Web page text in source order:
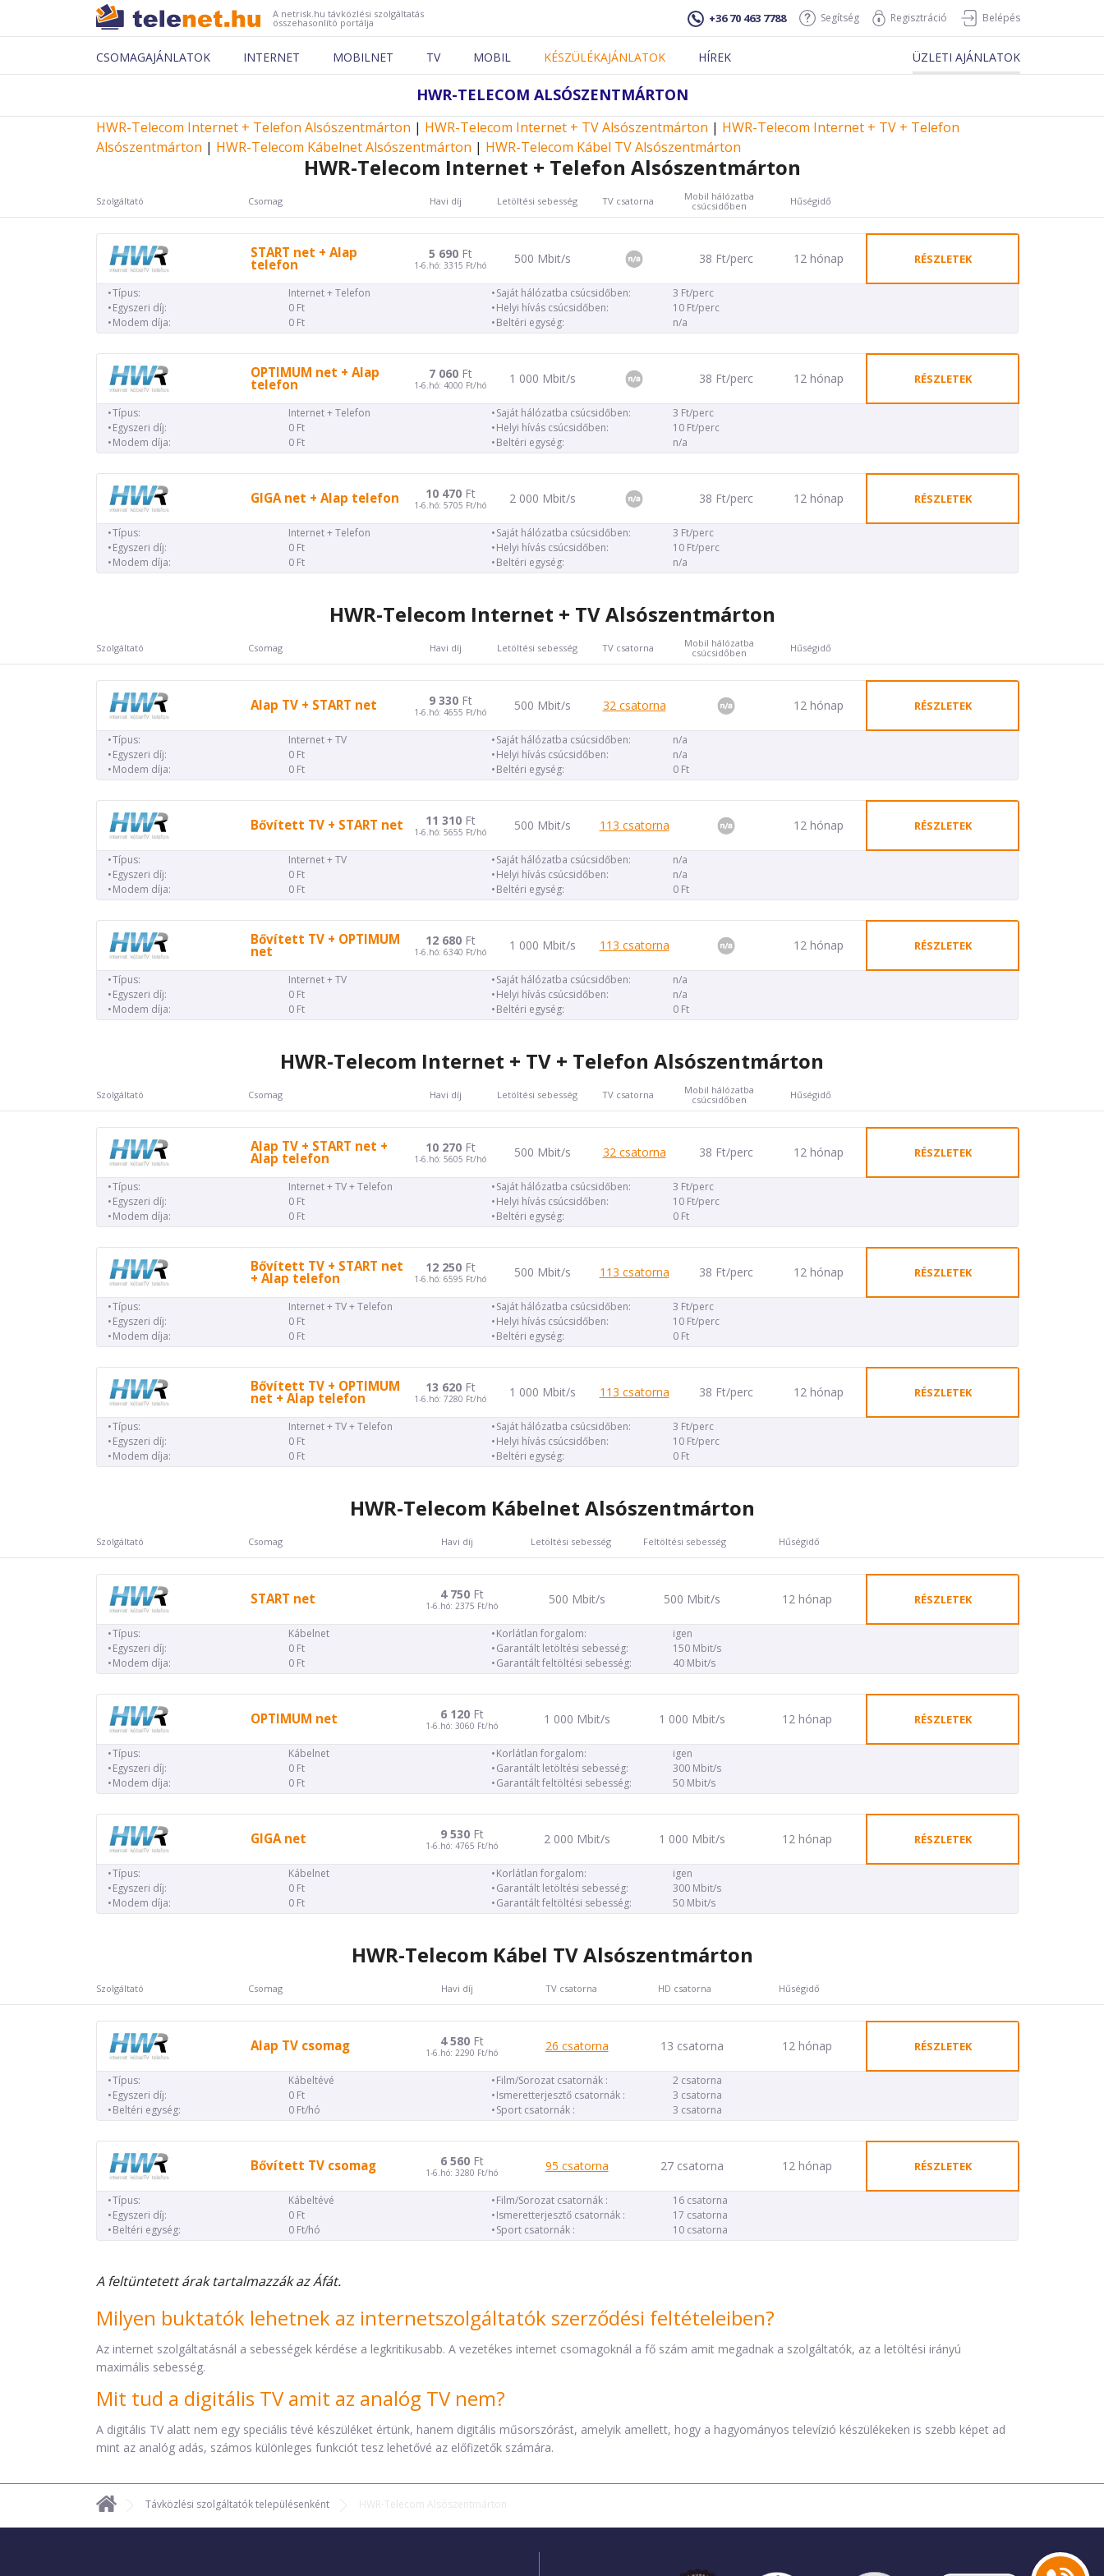
A netrisk.hu távközlési szolgáltatás
összehasonlító portálja +36 70 463 7788 Segítség Regisztráció Belépés
CSOMAGAJÁNLATOK INTERNET MOBILNET TV MOBIL KÉSZÜLÉKAJÁNLATOK HÍREK ÜZLETI AJÁNLATOK
HWR-TELECOM ALSÓSZENTMÁRTON
HWR-Telecom Internet + Telefon Alsószentmárton | HWR-Telecom Internet + TV Alsószentmárton | HWR-Telecom Internet + TV + Telefon
Alsószentmárton | HWR-Telecom Kábelnet Alsószentmárton | HWR-Telecom Kábel TV Alsószentmárton
HWR-Telecom Internet + Telefon Alsószentmárton
Szolgáltató Csomag Havi díj Letöltési sebesség TV csatorna
Mobil hálózatba
csúcsidőben
Hűségidő
START net + Alap
telefon
5 690Ft
1-6.hó: 3315 Ft/hó 500 Mbit/s 38 Ft/perc 12 hónap RÉSZLETEK
Típus:
Internet + Telefon
Egyszeri díj:
0 Ft
Modem díja:
0 Ft
Saját hálózatba csúcsidőben:
3 Ft/perc
Helyi hívás csúcsidőben:
10 Ft/perc
Beltéri egység:
n/a
OPTIMUM net + Alap
telefon
7 060Ft
1-6.hó: 4000 Ft/hó 1 000 Mbit/s 38 Ft/perc 12 hónap RÉSZLETEK
Típus:
Internet + Telefon
Egyszeri díj:
0 Ft
Modem díja:
0 Ft
Saját hálózatba csúcsidőben:
3 Ft/perc
Helyi hívás csúcsidőben:
10 Ft/perc
Beltéri egység:
n/a
GIGA net + Alap telefon 10 470Ft
1-6.hó: 5705 Ft/hó 2 000 Mbit/s 38 Ft/perc 12 hónap RÉSZLETEK
Típus:
Internet + Telefon
Egyszeri díj:
0 Ft
Modem díja:
0 Ft
Saját hálózatba csúcsidőben:
3 Ft/perc
Helyi hívás csúcsidőben:
10 Ft/perc
Beltéri egység:
n/a
HWR-Telecom Internet + TV Alsószentmárton
Szolgáltató Csomag Havi díj Letöltési sebesség TV csatorna
Mobil hálózatba
csúcsidőben
Hűségidő
Alap TV + START net 9 330Ft
1-6.hó: 4655 Ft/hó 500 Mbit/s 32 csatorna 12 hónap RÉSZLETEK
Típus:
Internet + TV
Egyszeri díj:
0 Ft
Modem díja:
0 Ft
Saját hálózatba csúcsidőben:
n/a
Helyi hívás csúcsidőben:
n/a
Beltéri egység:
0 Ft
Bővített TV + START net 11 310Ft
1-6.hó: 5655 Ft/hó 500 Mbit/s 113 csatorna 12 hónap RÉSZLETEK
Típus:
Internet + TV
Egyszeri díj:
0 Ft
Modem díja:
0 Ft
Saját hálózatba csúcsidőben:
n/a
Helyi hívás csúcsidőben:
n/a
Beltéri egység:
0 Ft
Bővített TV + OPTIMUM
net
12 680Ft
1-6.hó: 6340 Ft/hó 1 000 Mbit/s 113 csatorna 12 hónap RÉSZLETEK
Típus:
Internet + TV
Egyszeri díj:
0 Ft
Modem díja:
0 Ft
Saját hálózatba csúcsidőben:
n/a
Helyi hívás csúcsidőben:
n/a
Beltéri egység:
0 Ft
HWR-Telecom Internet + TV + Telefon Alsószentmárton
Szolgáltató Csomag Havi díj Letöltési sebesség TV csatorna
Mobil hálózatba
csúcsidőben
Hűségidő
Alap TV + START net +
Alap telefon
10 270Ft
1-6.hó: 5605 Ft/hó 500 Mbit/s 32 csatorna 38 Ft/perc 12 hónap RÉSZLETEK
Típus:
Internet + TV + Telefon
Egyszeri díj:
0 Ft
Modem díja:
0 Ft
Saját hálózatba csúcsidőben:
3 Ft/perc
Helyi hívás csúcsidőben:
10 Ft/perc
Beltéri egység:
0 Ft
Bővített TV + START net
+ Alap telefon
12 250Ft
1-6.hó: 6595 Ft/hó 500 Mbit/s 113 csatorna 38 Ft/perc 12 hónap RÉSZLETEK
Típus:
Internet + TV + Telefon
Egyszeri díj:
0 Ft
Modem díja:
0 Ft
Saját hálózatba csúcsidőben:
3 Ft/perc
Helyi hívás csúcsidőben:
10 Ft/perc
Beltéri egység:
0 Ft
Bővített TV + OPTIMUM
net + Alap telefon
13 620Ft
1-6.hó: 7280 Ft/hó 1 000 Mbit/s 113 csatorna 38 Ft/perc 12 hónap RÉSZLETEK
Típus:
Internet + TV + Telefon
Egyszeri díj:
0 Ft
Modem díja:
0 Ft
Saját hálózatba csúcsidőben:
3 Ft/perc
Helyi hívás csúcsidőben:
10 Ft/perc
Beltéri egység:
0 Ft
HWR-Telecom Kábelnet Alsószentmárton
Szolgáltató Csomag Havi díj Letöltési sebesség Feltöltési sebesség Hűségidő
START net 4 750Ft
1-6.hó: 2375 Ft/hó 500 Mbit/s 500 Mbit/s 12 hónap RÉSZLETEK
Típus:
Kábelnet
Egyszeri díj:
0 Ft
Modem díja:
0 Ft
Korlátlan forgalom:
igen
Garantált letöltési sebesség:
150 Mbit/s
Garantált feltöltési sebesség:
40 Mbit/s
OPTIMUM net 6 120Ft
1-6.hó: 3060 Ft/hó 1 000 Mbit/s 1 000 Mbit/s 12 hónap RÉSZLETEK
Típus:
Kábelnet
Egyszeri díj:
0 Ft
Modem díja:
0 Ft
Korlátlan forgalom:
igen
Garantált letöltési sebesség:
300 Mbit/s
Garantált feltöltési sebesség:
50 Mbit/s
GIGA net 9 530Ft
1-6.hó: 4765 Ft/hó 2 000 Mbit/s 1 000 Mbit/s 12 hónap RÉSZLETEK
Típus:
Kábelnet
Egyszeri díj:
0 Ft
Modem díja:
0 Ft
Korlátlan forgalom:
igen
Garantált letöltési sebesség:
300 Mbit/s
Garantált feltöltési sebesség:
50 Mbit/s
HWR-Telecom Kábel TV Alsószentmárton
Szolgáltató Csomag Havi díj TV csatorna HD csatorna Hűségidő
Alap TV csomag 4 580Ft
1-6.hó: 2290 Ft/hó 26 csatorna 13 csatorna 12 hónap RÉSZLETEK
Típus:
Kábeltévé
Egyszeri díj:
0 Ft
Beltéri egység:
0 Ft/hó
Film/Sorozat csatornák :
2 csatorna
Ismeretterjesztő csatornák :
3 csatorna
Sport csatornák :
3 csatorna
Bővített TV csomag 6 560Ft
1-6.hó: 3280 Ft/hó 95 csatorna 27 csatorna 12 hónap RÉSZLETEK
Típus:
Kábeltévé
Egyszeri díj:
0 Ft
Beltéri egység:
0 Ft/hó
Film/Sorozat csatornák :
16 csatorna
Ismeretterjesztő csatornák :
17 csatorna
Sport csatornák :
10 csatorna
A feltüntetett árak tartalmazzák az Áfát.
Milyen buktatók lehetnek az internetszolgáltatók szerződési feltételeiben?
Az internet szolgáltatásnál a sebességek kérdése a legkritikusabb. A vezetékes internet csomagoknál a fő szám amit megadnak a szolgáltatók, az a letöltési irányú
maximális sebesség.
Mit tud a digitális TV amit az analóg TV nem?
A digitális TV alatt nem egy speciális tévé készüléket értünk, hanem digitális műsorszórást, amelyik amellett, hogy a hagyományos televízió készülékeken is szebb képet ad
mint az analóg adás, számos különleges funkciót tesz lehetővé az előfizetők számára.
Távközlési szolgáltatók településenként HWR-Telecom Alsószentmárton